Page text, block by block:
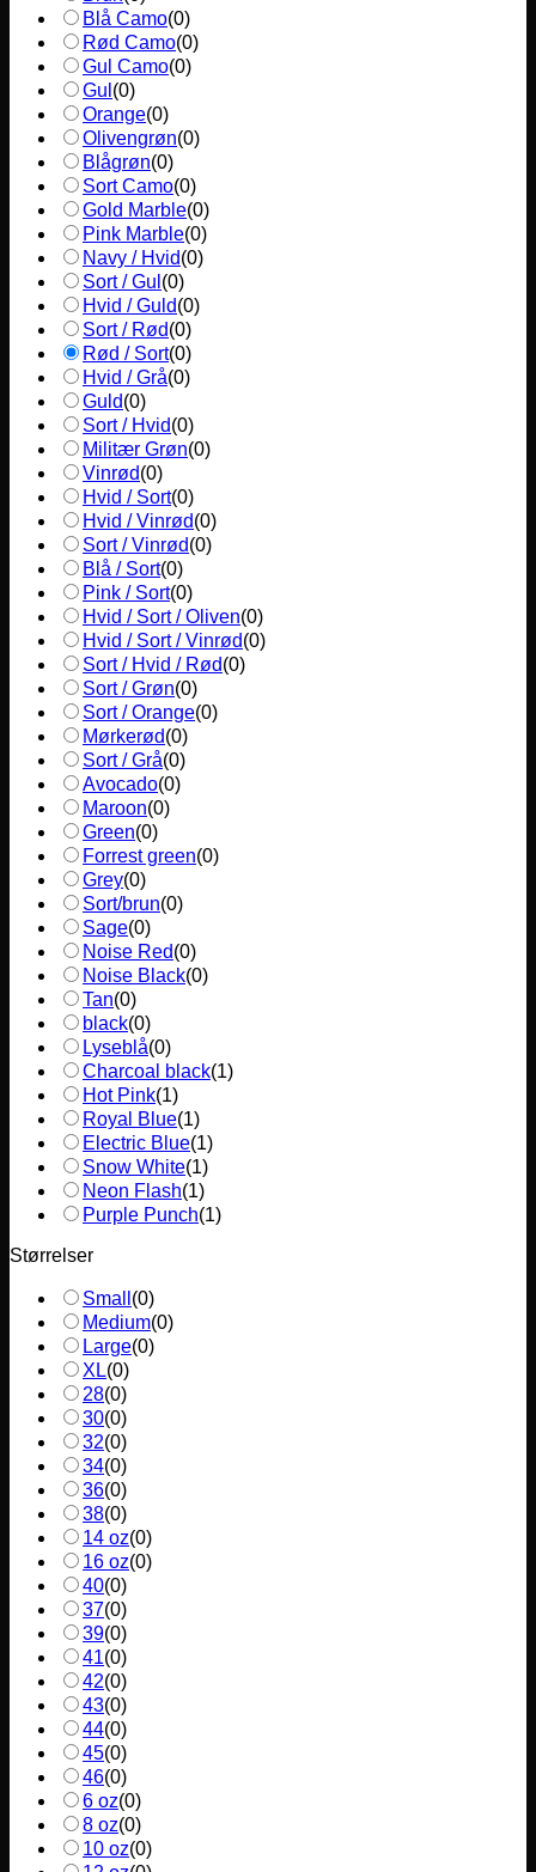
Blå Camo(0)
Rød Camo(0)
Gul Camo(0)
Gul (0)
Orange(0)
Olivengrøn(0)
Blågrøn(0)
Sort Camo(0)
Gold Marble(0)
Pink Marble(0)
Navy / Hvid(0)
Sort / Gul (0)
Hvid / Guld(0)
Sort / Rød(0)
Rød / Sort(0)
Hvid / Grå(0)
Guld(0)
Sort / Hvid(0)
Militær Grøn(0)
Vinrød(0)
Hvid / Sort(0)
Hvid / Vinrød(0)
Sort / Vinrød(0)
Blå / Sort(0)
Pink / Sort(0)
Hvid / Sort / Oliven(0)
Hvid / Sort / Vinrød(0)
Sort / Hvid / Rød(0)
Sort / Grøn(0)
Sort / Orange(0)
Mørkerød(0)
Sort / Grå(0)
Avocado(0)
Maroon(0)
Green(0)
Forrest green(0)
Grey(0)
Sort/brun(0)
Sage(0)
Noise Red(0)
Noise Black(0)
Tan(0)
black(0)
Lyseblå(0)
Charcoal black(1)
Hot Pink(1)
Royal Blue(1)
Electric Blue(1)
Snow White(1)
Neon Flash(1)
Purple Punch(1)
Størrelser
Small (0)
Medium(0)
Large(0)
XL(0)
28(0)
30(0)
32(0)
34(0)
36(0)
38(0)
14 oz(0)
16 oz(0)
40(0)
37(0)
39(0)
41(0)
42(0)
43(0)
44(0)
45(0)
46(0)
6 oz(0)
8 oz(0)
10 oz(0)